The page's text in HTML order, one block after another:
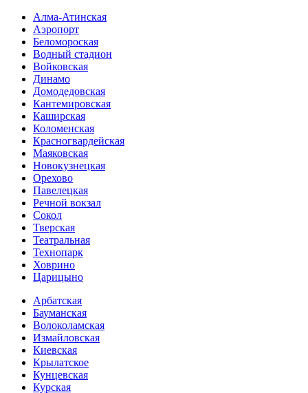
Алма-Атинская
Аэропорт
Беломороская
Водный стадион
Войковская
Динамо
Домоде­довская
Кантеми­ровская
Каширская
Коломенская
Красногвар­дейская
Маяковская
Новокузнецкая
Орехово
Павелецкая
Речной вокзал
Сокол
Тверская
Театральная
Технопарк
Ховрино
Царицыно
Арбатская
Бауманская
Волоколамская
Измайловская
Киевская
Крылатское
Кунцевская
Курская